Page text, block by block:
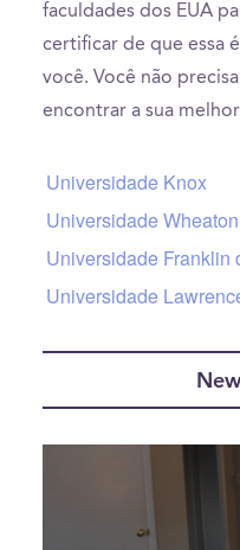
faculdades dos EUA
certificar de que essa
você. Você não
encontrar a sua
Universidade Knox
Universidade Wheaton
Universidade Franklin
Universidade